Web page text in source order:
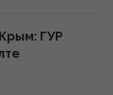
ГУР